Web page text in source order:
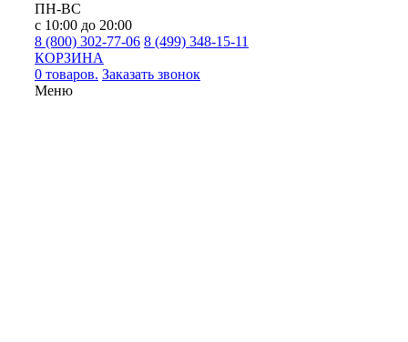
ПН-ВС
с 10:00 до 20:00
8 (800) 302-77-06 8 (499) 348-15-11
КОРЗИНА
0 товаров. Заказать звонок
Меню